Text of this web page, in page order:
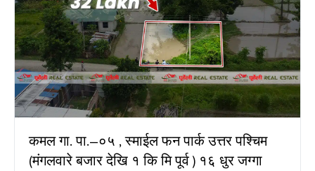
कमल गा. पा.–०५ , स्माईल फन पार्क उत्तर पश्चिम
(मंगलवारे बजार देखि १ कि मि पूर्व ) १६ धुर जग्गा